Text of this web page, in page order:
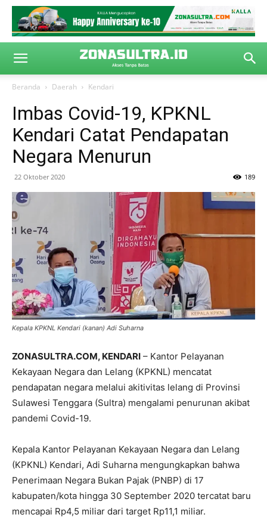
Beranda Daerah Kendari
Imbas Covid-19, KPKNL
Kendari Catat Pendapatan
Negara Menurun
22 Oktober 2020 189
Kepala KPKNL Kendari (kanan) Adi Suharna
ZONASULTRA.COM, KENDARI – Kantor Pelayanan
Kekayaan Negara dan Lelang (KPKNL) mencatat
pendapatan negara melalui akitivitas lelang di Provinsi
Sulawesi Tenggara (Sultra) mengalami penurunan akibat
pandemi Covid-19.
Kepala Kantor Pelayanan Kekayaan Negara dan Lelang
(KPKNL) Kendari, Adi Suharna mengungkapkan bahwa
Penerimaan Negara Bukan Pajak (PNBP) di 17
kabupaten/kota hingga 30 September 2020 tercatat baru
mencapai Rp4,5 miliar dari target Rp11,1 miliar.